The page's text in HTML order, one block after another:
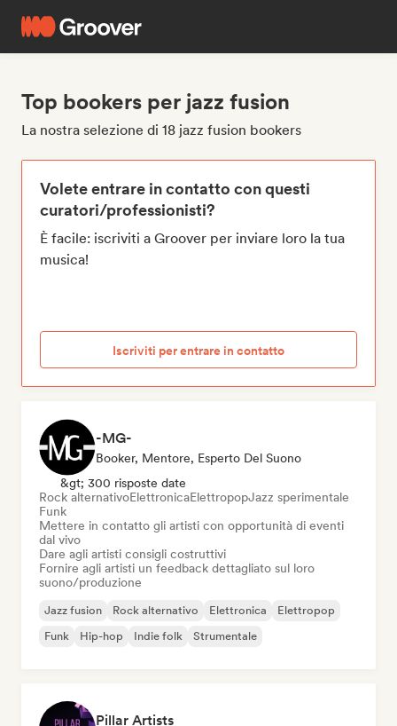
Top bookers per jazz fusion
La nostra selezione di 18 jazz fusion bookers
Volete entrare in contatto con questi
curatori/professionisti?
È facile: iscriviti a Groover per inviare loro la tua
musica!
Iscriviti per entrare in contatto
-MG-
Booker, Mentore, Esperto Del Suono
&gt; 300 risposte date
Rock alternativoElettronicaElettropopJazz sperimentale
Funk
Mettere in contatto gli artisti con opportunità di eventi
dal vivo
Dare agli artisti consigli costruttivi
Fornire agli artisti un feedback dettagliato sul loro
suono/produzione
Jazz fusion Rock alternativo Elettronica
Elettropop
Funk
Hip-hop Indie folk Strumentale
Pillar Artists